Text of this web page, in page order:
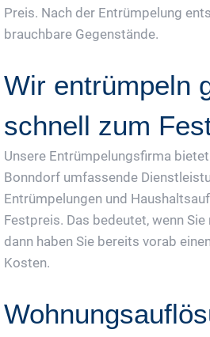
Preis. Nach der Entrümpelung
brauchbare Gegenstände.
Wir entrümpeln
schnell zum
Unsere Entrümpelungsfirma
Bonndorf umfassende
Entrümpelungen und
Festpreis. Das bedeutet, wenn
dann haben Sie bereits vorab
Kosten.